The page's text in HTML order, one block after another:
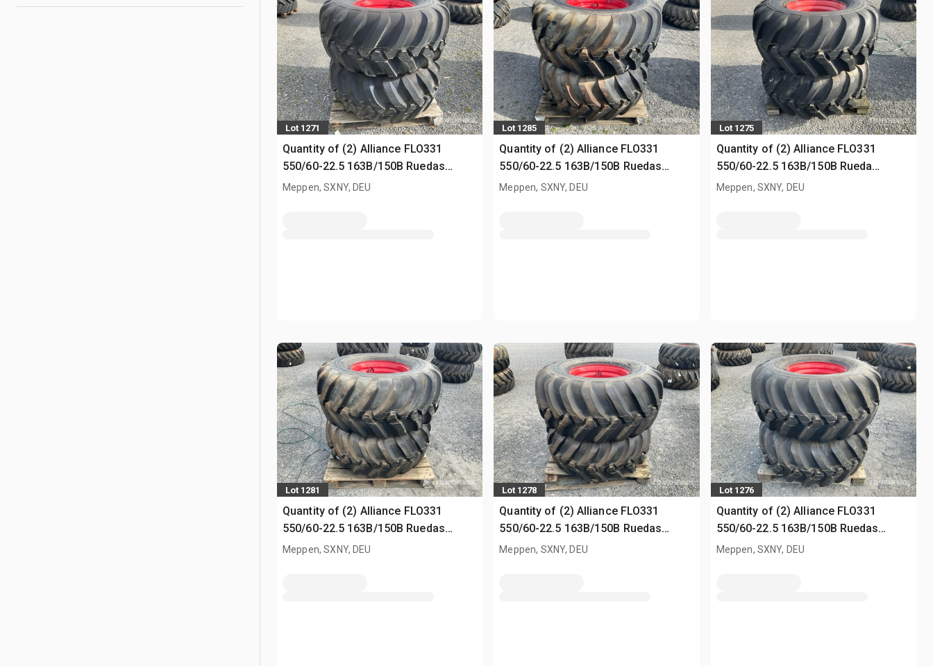
Lot 1271
Quantity of (2) Alliance FLO331
550/60-22.5 163B/150B Ruedas
(Unused)
Meppen, SXNY, DEU
Lot 1285
Quantity of (2) Alliance FLO331
550/60-22.5 163B/150B Ruedas
(Unused)
Meppen, SXNY, DEU
Lot 1275
Quantity of (2) Alliance FLO331
550/60-22.5 163B/150B Rueda
(Unused)
Meppen, SXNY, DEU
Lot 1281
Quantity of (2) Alliance FLO331
550/60-22.5 163B/150B Ruedas
(Unused)
Meppen, SXNY, DEU
Lot 1278
Quantity of (2) Alliance FLO331
550/60-22.5 163B/150B Ruedas
(Unused)
Meppen, SXNY, DEU
Lot 1276
Quantity of (2) Alliance FLO331
550/60-22.5 163B/150B Ruedas
(Unused)
Meppen, SXNY, DEU